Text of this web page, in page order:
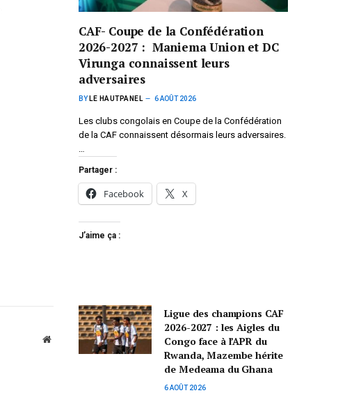
Website
CAF- Coupe de la Confédération
2026-2027 : Maniema Union et DC
Virunga connaissent leurs
adversaires
BY LE HAUTPANEL 6 AOÛT 2026
Les clubs congolais en Coupe de la Confédération
de la CAF connaissent désormais leurs adversaires.
…
Partager :
Facebook X
J’aime ça :
Ligue des champions CAF
2026-2027 : les Aigles du
Congo face à l’APR du
Rwanda, Mazembe hérite
de Medeama du Ghana
6 AOÛT 2026